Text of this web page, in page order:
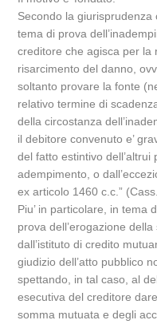
Secondo la giurisprudenza
tema di prova
creditore che agisca per la
risarcimento del danno,
soltanto provare la fonte
relativo termine di
della circostanza
il debitore convenuto e’
del fatto estintivo dell’altrui
adempimento, o
ex articolo 1460 c.c.”
Piu’ in particolare, in tema
prova dell’erogazione
dall’istituto di credito
giudizio dell’atto pubblico
spettando, in tal caso, al
esecutiva del creditore
somma mutuata e degli